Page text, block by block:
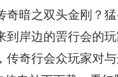
奇暗之双头金刚？
岸边的罟行会的玩
传奇行会众玩家对